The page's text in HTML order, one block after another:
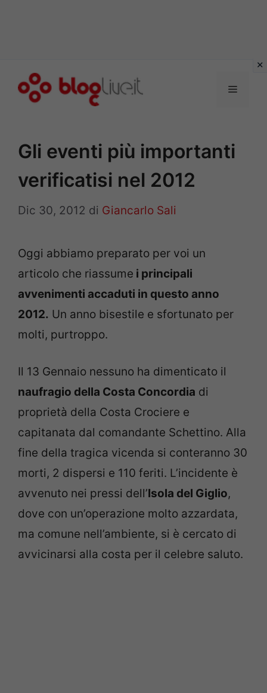
Menu
Gli eventi più importanti
verificatisi nel 2012
Dic 30, 2012 di Giancarlo Sali
Oggi abbiamo preparato per voi un
articolo che riassume i principali
avvenimenti accaduti in questo anno
2012. Un anno bisestile e sfortunato per
molti, purtroppo.
Il 13 Gennaio nessuno ha dimenticato il
naufragio della Costa Concordia di
proprietà della Costa Crociere e
capitanata dal comandante Schettino. Alla
fine della tragica vicenda si conteranno 30
morti, 2 dispersi e 110 feriti. L’incidente è
avvenuto nei pressi dell’Isola del Giglio,
dove con un’operazione molto azzardata,
ma comune nell’ambiente, si è cercato di
avvicinarsi alla costa per il celebre saluto.